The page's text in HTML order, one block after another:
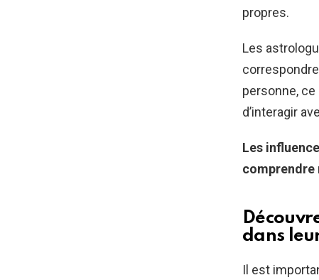
propres.
Les
personne,
d’interagir
Les
comprendre
dans
Il est